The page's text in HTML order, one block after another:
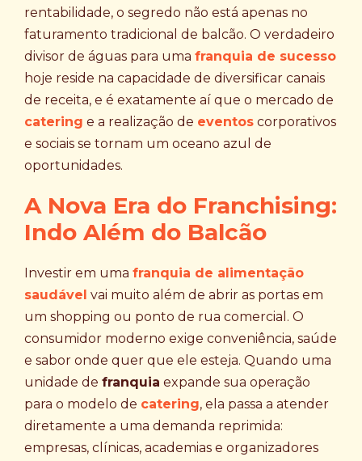
rentabilidade, o segredo não está apenas no
faturamento tradicional de balcão. O verdadeiro
divisor de águas para uma franquia de sucesso
hoje reside na capacidade de diversificar canais
de receita, e é exatamente aí que o mercado de
catering e a realização de eventos corporativos
e sociais se tornam um oceano azul de
oportunidades.
A Nova Era do Franchising:
Indo Além do Balcão
Investir em uma franquia de alimentação
saudável vai muito além de abrir as portas em
um shopping ou ponto de rua comercial. O
consumidor moderno exige conveniência, saúde
e sabor onde quer que ele esteja. Quando uma
unidade de franquia expande sua operação
para o modelo de catering, ela passa a atender
diretamente a uma demanda reprimida:
empresas, clínicas, academias e organizadores